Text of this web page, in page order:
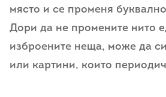
място и се променя
Дори да не промените нито
изброените неща, може да
или картини, които